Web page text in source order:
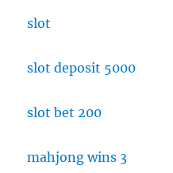
slot
slot deposit 5000
slot bet 200
mahjong wins 3